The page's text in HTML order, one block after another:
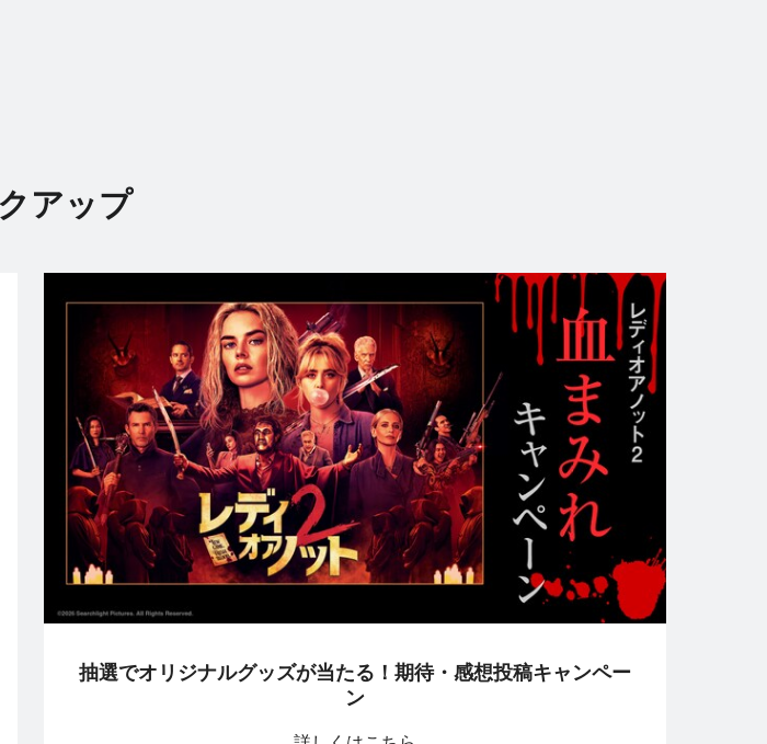
アップ
抽選でオリジナルグッズが当たる！期待・感想投稿キャンペー
ン